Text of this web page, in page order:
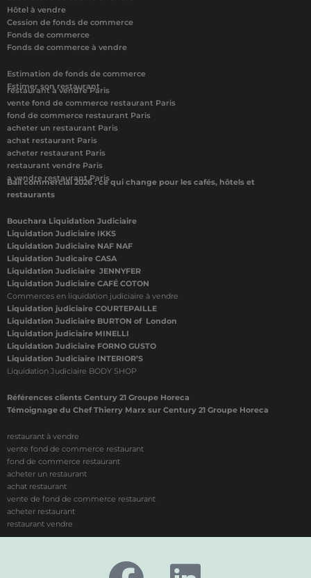
Hôtel à vendre
Cession de fonds de commerce
Fonds de commerce
Fonds de commerce à vendre
Estimation de fonds de commerce
Estimer son restaurant
restaurant à vendre Paris
vente fond de commerce restaurant Paris
fond de commerce restaurant Paris
acheter un restaurant Paris
achat restaurant Paris
acheter restaurant Paris
restaurant vendre Paris
a vendre restaurant Paris
Bail commercial 2026 : ce qui change pour les cafés, hôtels et
restaurants
Bouchara Liquidation Judiciaire
Liquidation Judiciaire IKKS
Liquidation Judiciaire NAF NAF
Liquidation Judicaire CASA
Liquidation Judiciaire JENNYFER
Liquidation Judiciaire CAFÉ COTON
Commerces en liquidation judiciaire à vendre
Liquidation judiciaire COURTEPAILLE
Liquidation Judiciaire BURTON of London
Liquidation judiciaire MINELLI
Liquidation Judiciaire FORNO GUSTO
Liquidation Judiciaire INTERIOR’S
Liquidation Judiciaire BODY SHOP
Références clients Century 21 Groupe Horeca
Témoignage du Chef Thierry Marx sur Century 21 Groupe Horeca
restaurant à vendre
vente fond de commerce restaurant
fond de commerce restaurant
acheter un restaurant
achat restaurant
vente de fond de commerce restaurant
acheter restaurant
restaurant vendre